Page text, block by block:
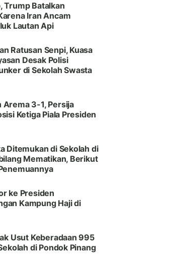
Trump Batalkan
Iran Ancam
Lautan Api
Ratusan Senpi, Kuasa
Desak Polisi
di Sekolah Swasta
Arema 3-1, Persija
Ketiga Piala Presiden
Ditemukan di Sekolah di
Mematikan, Berikut
ke Presiden
Kampung Haji di
Usut Keberadaan 995
di Pondok Pinang